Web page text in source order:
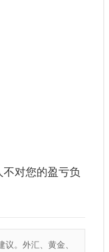
对您的盈亏负
。外汇、黄金、